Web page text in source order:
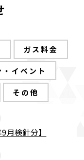
ガス料金
イベント
その他
検針分】